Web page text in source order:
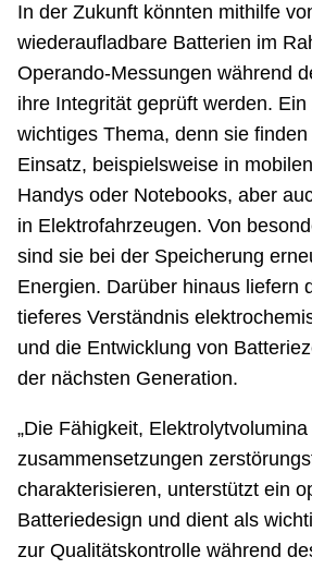
In der Zukunft könnten mithilfe
wiederaufladbare Batterien im
Operando-Messungen während
ihre Integrität geprüft werden. Ein
wichtiges Thema, denn sie
Einsatz, beispielsweise in
Handys oder Notebooks, aber
in Elektrofahrzeugen. Von
sind sie bei der Speicherung
Energien. Darüber hinaus liefern
tieferes Verständnis
und die Entwicklung von
der nächsten Generation.
„Die Fähigkeit,
zusammensetzungen
charakterisieren, unterstützt ein
Batteriedesign und dient als
zur Qualitätskontrolle während